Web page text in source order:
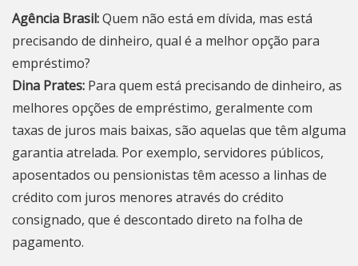
Agência Brasil:Quem não está em dívida, mas está
precisando de dinheiro, qual é a melhor opção para
empréstimo?
Dina Prates: Para quem está precisando de dinheiro, as
melhores opções de empréstimo, geralmente com
taxas de juros mais baixas, são aquelas que têm alguma
garantia atrelada. Por exemplo, servidores públicos,
aposentados ou pensionistas têm acesso a linhas de
crédito com juros menores através do crédito
consignado, que é descontado direto na folha de
pagamento.